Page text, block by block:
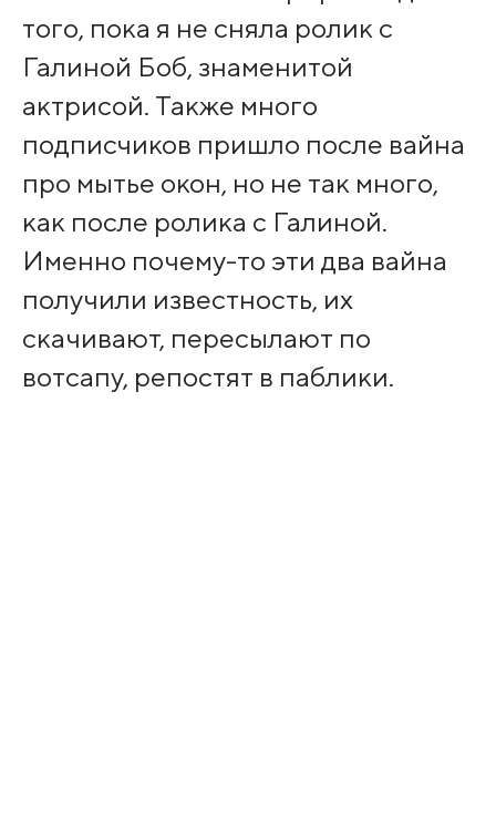
того, пока я не сняла ролик с
Галиной Боб, знаменитой
актрисой. Также много
подписчиков пришло после вайна
про мытье окон, но не так много,
как после ролика с Галиной.
Именно почему-то эти два вайна
получили известность, их
скачивают, пересылают по
вотсапу, репостят в паблики.